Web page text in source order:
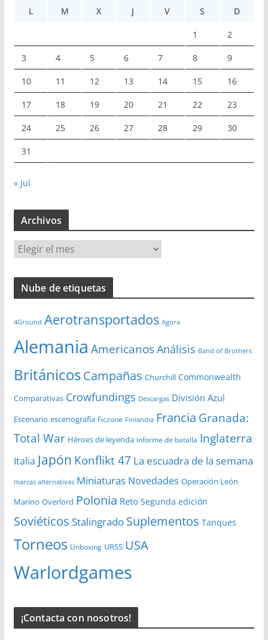
L
M X J V S D
1 2
3 4 5 6 7 8 9
10 11 12 13 14 15 16
17 18 19 20 21 22 23
24 25 26 27 28 29 30
31
« Jul
Archivos
r
c
v
s
Nube de etiquetas
4Ground Aerotransportados Agora
Alemania AmericanosAnálisis Band of Brothers
BritánicosCampañas Churchill Commonwealth
Comparativas Crowfundings Descargas División Azul
Escenario escenografía Ficzone Finlandia Francia Granada:
Total War Héroes de leyenda informe de batalla Inglaterra
Italia Japón Konflikt 47 La escuadra de la semana
marcas alternativas Miniaturas Novedades Operación León
Marino Overlord Polonia Reto Segunda edición
Soviéticos Stalingrado Suplementos Tanques
Torneos Unboxing URSS USA
Warlordgames
¡Contacta con nosotros!